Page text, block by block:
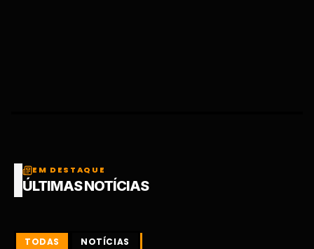
EM DESTAQUE
ÚLTIMAS NOTÍCIAS
TODAS NOTÍCIAS